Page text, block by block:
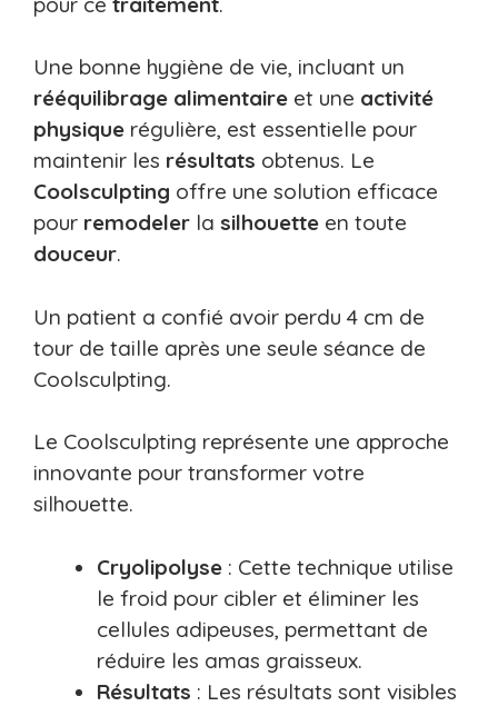
Une bonne hygiène de vie, incluant un
rééquilibrage alimentaire et une activité
physique régulière, est essentielle pour
maintenir les résultats obtenus. Le
Coolsculpting offre une solution efficace
pour remodeler la silhouette en toute
douceur.
Un patient a confié avoir perdu 4 cm de
tour de taille après une seule séance de
Coolsculpting.
Le Coolsculpting représente une approche
innovante pour transformer votre
silhouette.
Cryolipolyse : Cette technique utilise
le froid pour cibler et éliminer les
cellules adipeuses, permettant de
réduire les amas graisseux.
Résultats : Les résultats sont visibles